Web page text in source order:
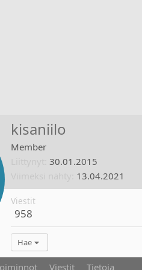
kisaniilo
Member
30.01.2015
13.04.2021
Viestit
958
Hae
Viestit Tietoja